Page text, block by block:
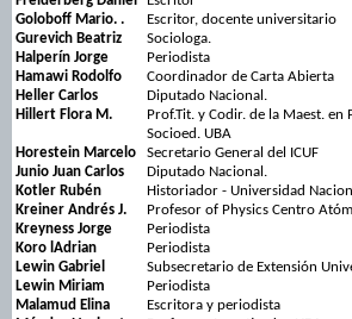
Goloboff Mario. .
Escritor, docente universitario
Gurevich Beatriz
Sociologa.
Halperín Jorge
Periodista
Hamawi Rodolfo
Coordinador de Carta Abierta
Heller Carlos
Diputado Nacional.
Hillert Flora M.
Prof.Tit. y Codir. de la Maest. en
Socioed. UBA
Horestein Marcelo
Secretario General del ICUF
Junio Juan Carlos
Diputado Nacional.
Kotler Rubén
Historiador - Universidad
Kreiner Andrés J.
Profesor of Physics Centro
Kreyness Jorge
Periodista
Koro lAdrian
Periodista
Lewin Gabriel
Subsecretario de Extensión
Lewin Miriam
Periodista
Malamud Elina
Escritora y periodista